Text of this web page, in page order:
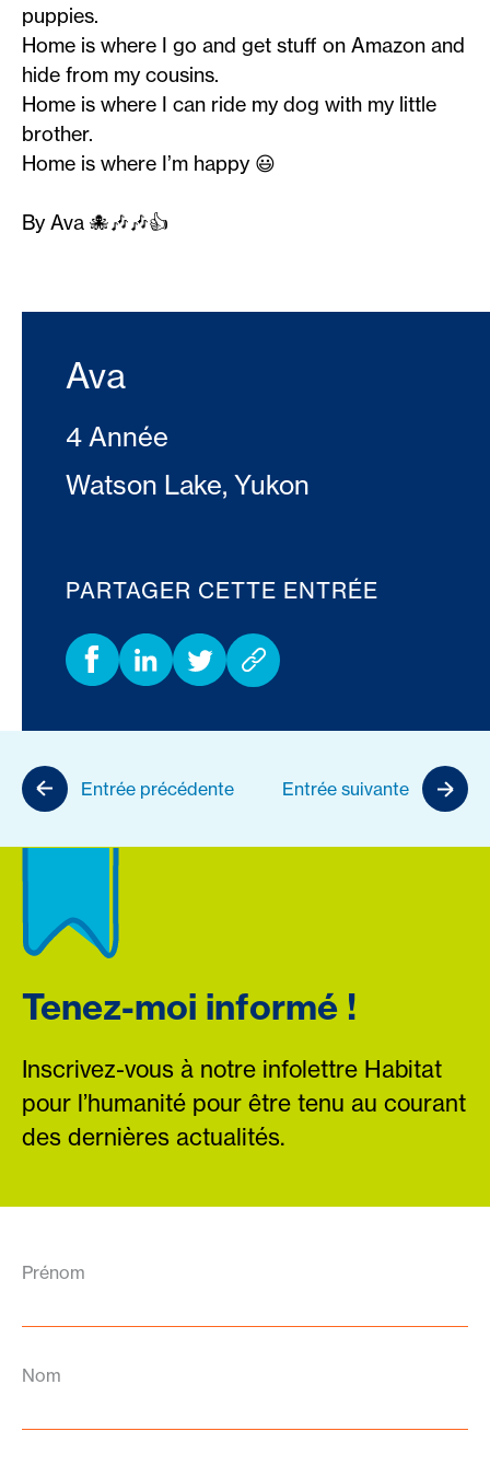
puppies.
Home is where I go and get stuff on Amazon and
hide from my cousins.
Home is where I can ride my dog with my little
brother.
Home is where I’m happy 😃
By Ava 🐙🎶🎶👍
Ava
4 Année
Watson Lake, Yukon
PARTAGER CETTE ENTRÉE
Entrée précédente Entrée suivante
Tenez-moi informé !
Inscrivez-vous à notre infolettre Habitat
pour l’humanité pour être tenu au courant
des dernières actualités.
Prénom
Nom